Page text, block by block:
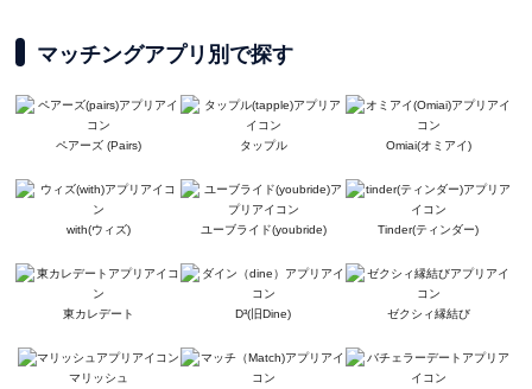
マッチングアプリ別で探す
ペアーズ (Pairs) タップル Omiai(オミアイ)
with(ウィズ) ユーブライド(youbride) Tinder(ティンダー)
東カレデート D³(旧Dine) ゼクシィ縁結び
マリッシュ